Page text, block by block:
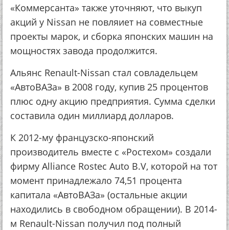
«Коммерсанта» также уточняют, что выкуп
акций у Nissan не повляиет на совместные
проекты марок, и сборка японских машин на
мощностях завода продолжится.
Альянс Renault-Nissan стал совладельцем
«АвтоВАЗа» в 2008 году, купив 25 процентов
плюс одну акцию предприятия. Сумма сделки
составила один миллиард долларов.
К 2012-му французско-японский
производитель вместе с «Ростехом» создали
фирму Alliance Rostec Auto B.V, которой на тот
момент принадлежало 74,51 процента
капитала «АвтоВАЗа» (остальные акции
находились в свободном обращении). В 2014-
м Renault-Nissan получил под полный